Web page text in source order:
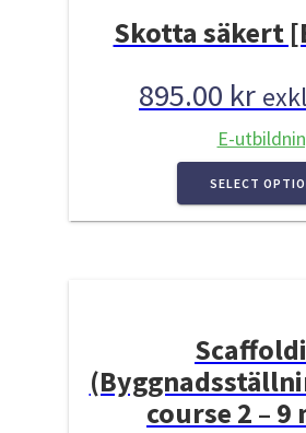
Skotta säkert
895.00 kr
E-
SELECT
course 2 – 9